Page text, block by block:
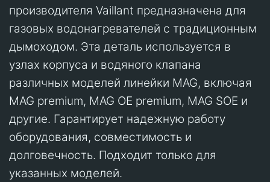
производителя Vaillant предназначена для
газовых водонагревателей с традиционным
дымоходом. Эта деталь используется в
узлах корпуса и водяного клапана
различных моделей линейки MAG, включая
MAG premium, MAG OE premium, MAG SOE и
другие. Гарантирует надежную работу
оборудования, совместимость и
долговечность. Подходит только для
указанных моделей.